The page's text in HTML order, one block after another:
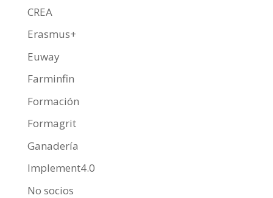
CREA
Erasmus+
Euway
Farminfin
Formación
Formagrit
Ganadería
Implement4.0
No socios